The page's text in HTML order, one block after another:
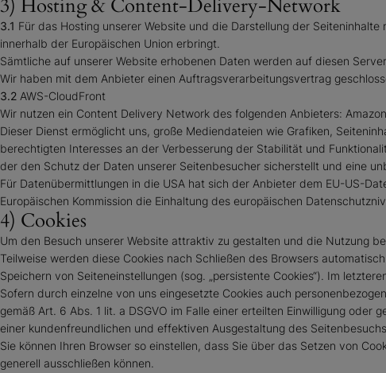
3) Hosting & Content-Delivery-Network
3.1 Für das Hosting unserer Website und die Darstellung der
innerhalb der Europäischen Union erbringt.
Sämtliche auf unserer Website erhobenen Daten werden auf diesen
Wir haben mit dem Anbieter einen Auftragsverarbeitungsvertrag
3.2 AWS-CloudFront
Wir nutzen ein Content Delivery Network des folgenden Anbieters:
Dieser Dienst ermöglicht uns, große Mediendateien wie Grafiken,
berechtigten Interesses an der Verbesserung der Stabilität und
der den Schutz der Daten unserer Seitenbesucher sicherstellt und eine
Für Datenübermittlungen in die USA hat sich der Anbieter dem EU-US-
Europäischen Kommission die Einhaltung des europäischen
4) Cookies
Um den Besuch unserer Website attraktiv zu gestalten und die Nutzung
Teilweise werden diese Cookies nach Schließen des Browsers
Speichern von Seiteneinstellungen (sog. „persistente Cookies“). Im
Sofern durch einzelne von uns eingesetzte Cookies auch
gemäß Art. 6 Abs. 1 lit. a DSGVO im Falle einer erteilten Einwilligung
einer kundenfreundlichen und effektiven Ausgestaltung des Seitenbesuchs.
Sie können Ihren Browser so einstellen, dass Sie über das Setzen von
generell ausschließen können.